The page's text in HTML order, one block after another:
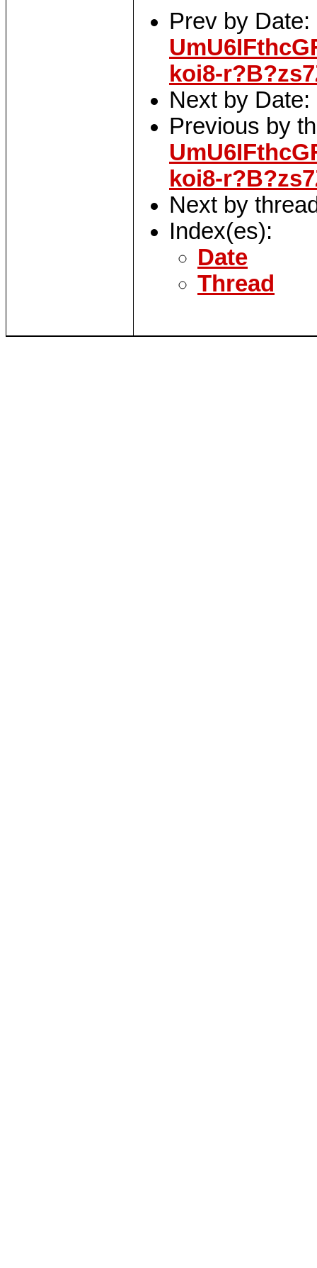
Prev by Date:
koi8-
Next by Date:
Previous by
koi8-
Next by
Index(es):
Date
Thread